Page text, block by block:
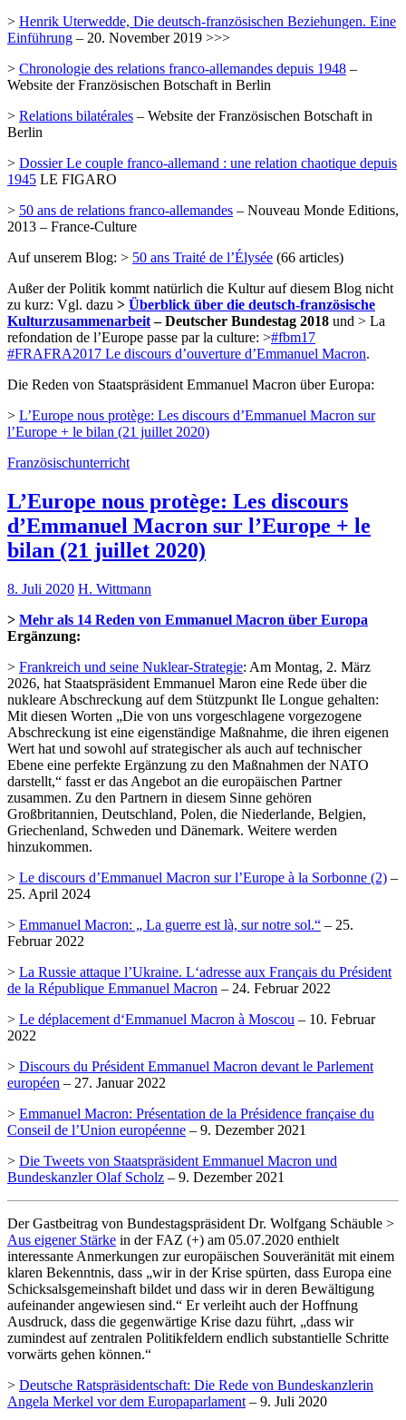
> Henrik Uterwedde, Die deutsch-französischen Beziehungen. Eine
Einführung – 20. November 2019 >>>
> Chronologie des relations franco-allemandes depuis 1948 –
Website der Französischen Botschaft in Berlin
> Relations bilatérales – Website der Französischen Botschaft in
Berlin
> Dossier Le couple franco-allemand : une relation chaotique depuis
1945 LE FIGARO
> 50 ans de relations franco-allemandes – Nouveau Monde Editions,
2013 – France-Culture
Auf unserem Blog: > 50 ans Traité de l’Élysée (66 articles)
Außer der Politik kommt natürlich die Kultur auf diesem Blog nicht
zu kurz: Vgl. dazu > Überblick über die deutsch-französische
Kulturzusammenarbeit– Deutscher Bundestag 2018 und > La
refondation de l’Europe passe par la culture: >#fbm17
#FRAFRA2017 Le discours d’ouverture d’Emmanuel Macron.
Die Reden von Staatspräsident Emmanuel Macron über Europa:
> L’Europe nous protège: Les discours d’Emmanuel Macron sur
l’Europe + le bilan (21 juillet 2020)
Französischunterricht
L’Europe nous protège: Les discours
d’Emmanuel Macron sur l’Europe + le
bilan (21 juillet 2020)
8. Juli 2020 H. Wittmann
> Mehr als 14 Reden von Emmanuel Macron über Europa
Ergänzung:
> Frankreich und seine Nuklear-Strategie: Am Montag, 2. März
2026, hat Staatspräsident Emmanuel Maron eine Rede über die
nukleare Abschreckung auf dem Stützpunkt Ile Longue gehalten:
Mit diesen Worten „Die von uns vorgeschlagene vorgezogene
Abschreckung ist eine eigenständige Maßnahme, die ihren eigenen
Wert hat und sowohl auf strategischer als auch auf technischer
Ebene eine perfekte Ergänzung zu den Maßnahmen der NATO
darstellt,“ fasst er das Angebot an die europäischen Partner
zusammen. Zu den Partnern in diesem Sinne gehören
Großbritannien, Deutschland, Polen, die Niederlande, Belgien,
Griechenland, Schweden und Dänemark. Weitere werden
hinzukommen.
> Le discours d’Emmanuel Macron sur l’Europe à la Sorbonne (2) –
25. April 2024
> Emmanuel Macron: „ La guerre est là, sur notre sol.“ – 25.
Februar 2022
> La Russie attaque l’Ukraine. L‘adresse aux Français du Président
de la République Emmanuel Macron – 24. Februar 2022
> Le déplacement d‘Emmanuel Macron à Moscou – 10. Februar
2022
> Discours du Président Emmanuel Macron devant le Parlement
européen – 27. Januar 2022
> Emmanuel Macron: Présentation de la Présidence française du
Conseil de l’Union européenne – 9. Dezember 2021
> Die Tweets von Staatspräsident Emmanuel Macron und
Bundeskanzler Olaf Scholz – 9. Dezember 2021
Der Gastbeitrag von Bundestagspräsident Dr. Wolfgang Schäuble >
Aus eigener Stärke in der FAZ (+) am 05.07.2020 enthielt
interessante Anmerkungen zur europäischen Souveränität mit einem
klaren Bekenntnis, dass „wir in der Krise spürten, dass Europa eine
Schicksalsgemeinshaft bildet und dass wir in deren Bewältigung
aufeinander angewiesen sind.“ Er verleiht auch der Hoffnung
Ausdruck, dass die gegenwärtige Krise dazu führt, „dass wir
zumindest auf zentralen Politikfeldern endlich substantielle Schritte
vorwärts gehen können.“
> Deutsche Ratspräsidentschaft: Die Rede von Bundeskanzlerin
Angela Merkel vor dem Europaparlament – 9. Juli 2020